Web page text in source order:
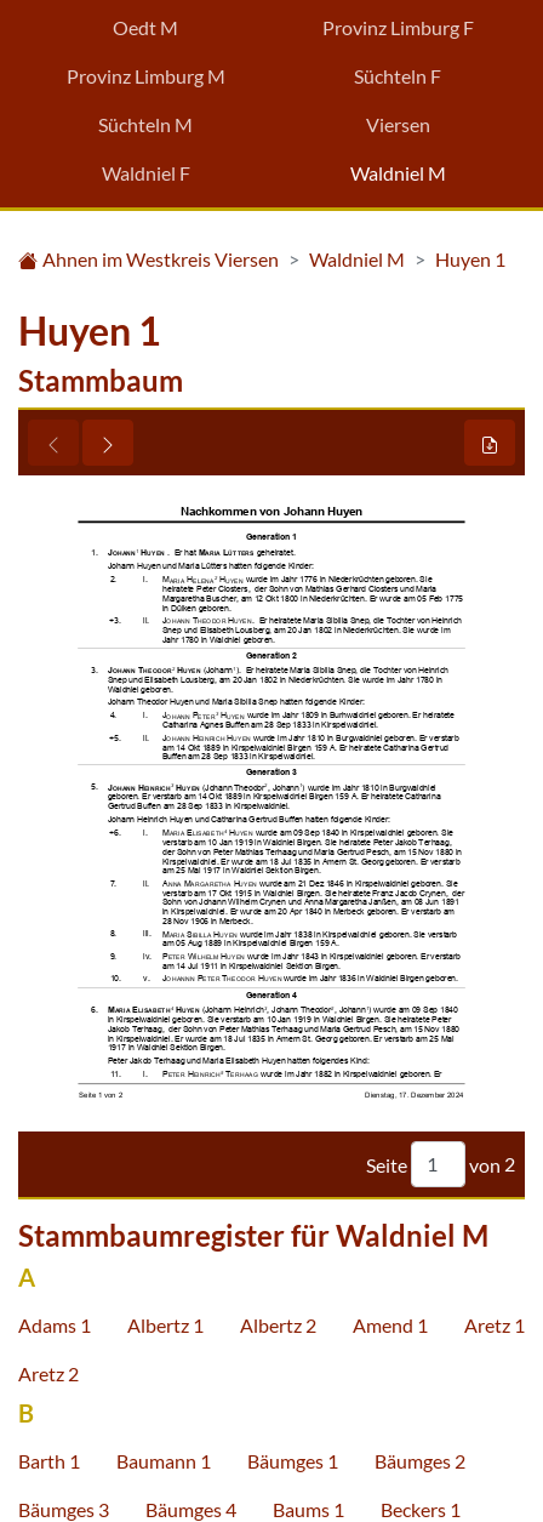
Oedt M Provinz Limburg F
Provinz Limburg M Süchteln F
Süchteln M Viersen
Waldniel F Waldniel M
Ahnen im Westkreis Viersen Waldniel M Huyen 1
Huyen 1
Stammbaum
      


        


      



      



      



      
     





       



     





     




      
      


       


        








Seite von 2
Stammbaumregister für Waldniel M
A
Adams 1 Albertz 1 Albertz 2 Amend 1 Aretz 1
Aretz 2
B
Barth 1 Baumann 1 Bäumges 1 Bäumges 2
Bäumges 3 Bäumges 4 Baums 1 Beckers 1